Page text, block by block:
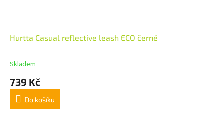
Hurtta Casual reflective leash ECO černé
Skladem
739 Kč
Do košíku